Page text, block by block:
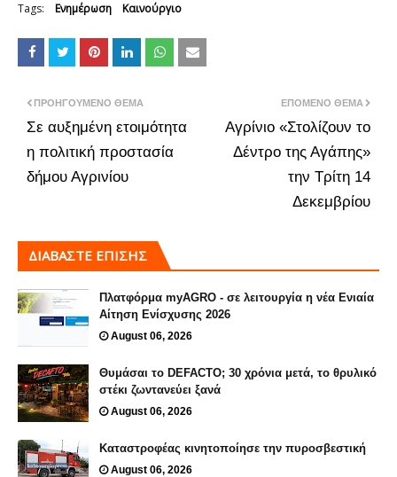
Tags: Ενημέρωση Καινούργιο
ΕΠΌΜΕΝΟ ΘΈΜΑ
Αγρίνιο «Στολίζουν το
Δέντρο της Αγάπης»
την Τρίτη 14
Δεκεμβρίου
ΠΡΟΗΓΟΎΜΕΝΟ ΘΈΜΑ
Σε αυξημένη ετοιμότητα
η πολιτική προστασία
δήμου Αγρινίου
ΔΙΑΒΑΣΤΕ ΕΠΙΣΗΣ
Πλατφόρμα myAGRO - σε λειτουργία η νέα Ενιαία
Αίτηση Ενίσχυσης 2026
August 06, 2026
Θυμάσαι το DEFACTO; 30 χρόνια μετά, το θρυλικό
στέκι ζωντανεύει ξανά
August 06, 2026
Καταστροφέας κινητοποίησε την πυροσβεστική
August 06, 2026